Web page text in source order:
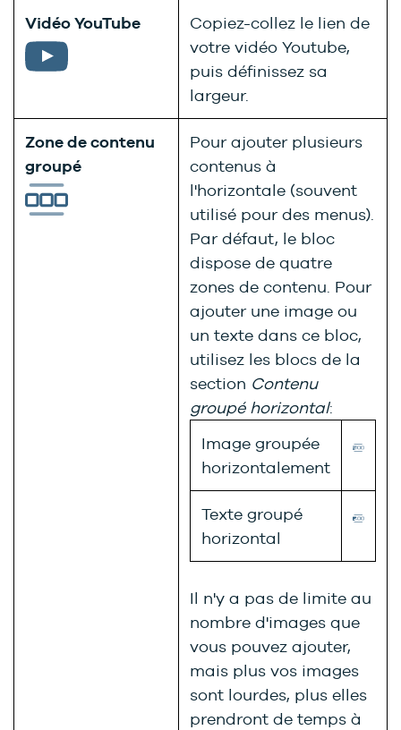
Vidéo YouTube
Copiez-collez le lien de
votre vidéo Youtube,
puis définissez sa
largeur.
Zone de contenu
groupé
Pour ajouter plusieurs
contenus à
l'horizontale (souvent
utilisé pour des menus).
Par défaut, le bloc
dispose de quatre
zones de contenu. Pour
ajouter une image ou
un texte dans ce bloc,
utilisez les blocs de la
section Contenu
groupé horizontal:
Image groupée
horizontalement
Texte groupé
horizontal
Il n'y a pas de limite au
nombre d'images que
vous pouvez ajouter,
mais plus vos images
sont lourdes, plus elles
prendront de temps à